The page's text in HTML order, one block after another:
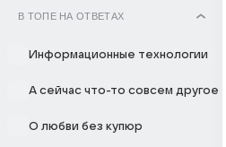
В ТОПЕ НА ОТВЕТАХ
Информационные технологии
А сейчас что-то совсем другое
О любви без купюр